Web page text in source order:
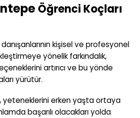
Öğrenci Koçları
danışanlarının kişisel ve profesyonel
yönelik farkındalık,
artırıcı ve bu yönde
yürütür.
yeteneklerini erken yaşta ortaya
başarılı olacakları yolda